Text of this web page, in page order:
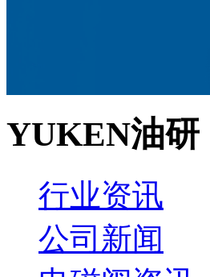
YUKEN油研
行业资讯
公司新闻